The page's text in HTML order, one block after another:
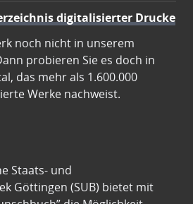
digitalisierter Drucke
noch nicht in unserem
probieren Sie es doch in
das mehr als 1.600.000
Werke nachweist.
Staats- und
Göttingen (SUB) bietet mit